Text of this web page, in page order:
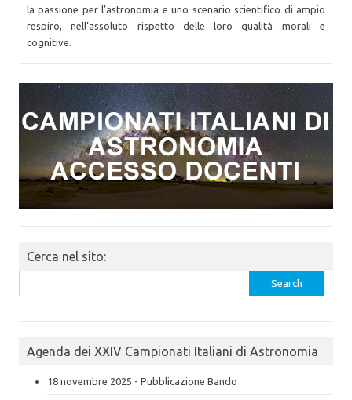
la passione per l’astronomia e uno scenario scientifico di ampio
respiro, nell’assoluto rispetto delle loro qualità morali e
cognitive.
Cerca nel sito:
for:
Agenda dei XXIV Campionati Italiani di Astronomia
18 novembre 2025 - Pubblicazione Bando